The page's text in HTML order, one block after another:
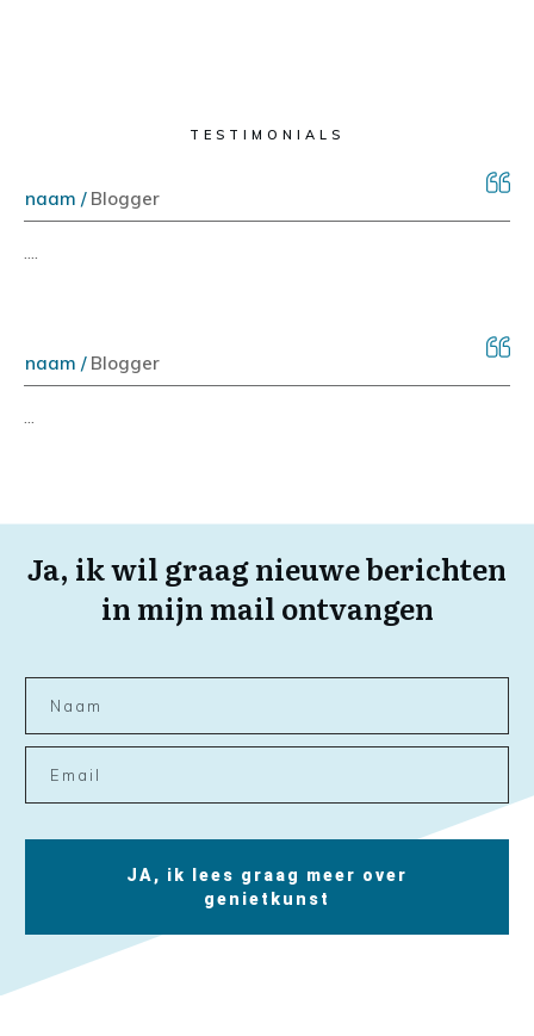
TESTIMONIALS
naam /Blogger
....
naam /Blogger
...
Ja, ik wil graag nieuwe berichten
in mijn mail ontvangen
JA, ik lees graag meer over
genietkunst